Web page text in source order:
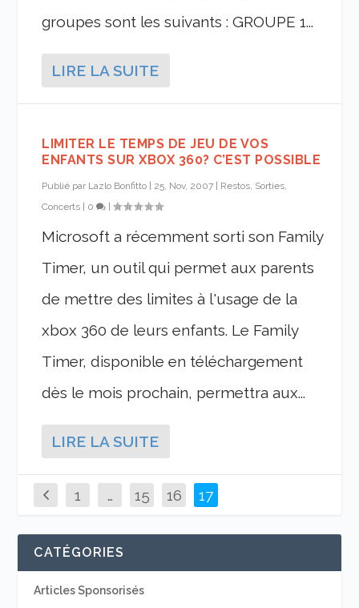
groupes sont les suivants : GROUPE 1...
LIRE LA SUITE
LIMITER LE TEMPS DE JEU DE VOS
ENFANTS SUR XBOX 360? C’EST POSSIBLE
Publié par Lazlo Bonfitto 25, Nov, 2007
Restos, Sorties,
Concerts
0 |
Microsoft a récemment sorti son Family
Timer, un outil qui permet aux parents
de mettre des limites à l'usage de la
xbox 360 de leurs enfants. Le Family
Timer, disponible en téléchargement
dès le mois prochain, permettra aux...
LIRE LA SUITE
1 … 15 16 17
CATÉGORIES
Articles Sponsorisés